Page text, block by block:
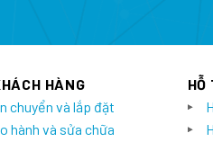
HÀNG
chuyển và lắp đặt
hành và sửa chữa
HỖ